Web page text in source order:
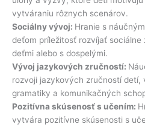
vytváraniu rôznych scenárov.
Sociálny vývoj: Hranie s
deťom príležitosť rozvíjať sociálne
deťmi alebo s dospelými.
Vývoj jazykových zručností:
rozvoji jazykových zručností detí,
gramatiky a komunikačných
Pozitívna skúsenosť s učením:
vytvára pozitívne skúsenosti s